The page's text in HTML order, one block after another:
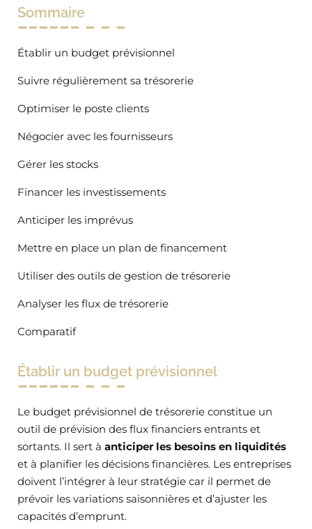
Sommaire
Établir un budget prévisionnel
Suivre régulièrement sa trésorerie
Optimiser le poste clients
Négocier avec les fournisseurs
Gérer les stocks
Financer les investissements
Anticiper les imprévus
Mettre en place un plan de financement
Utiliser des outils de gestion de trésorerie
Analyser les flux de trésorerie
Comparatif
Établir un budget prévisionnel
Le budget prévisionnel de trésorerie constitue un
outil de prévision des flux financiers entrants et
sortants. Il sert à anticiper les besoins en liquidités
et à planifier les décisions financières. Les entreprises
doivent l’intégrer à leur stratégie car il permet de
prévoir les variations saisonnières et d’ajuster les
capacités d’emprunt.